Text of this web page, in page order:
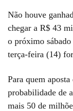
Não houve
chegar a R$ 43
o próximo sábado
terça-feira (14)
Para quem
probabilidade de
mais 50 de